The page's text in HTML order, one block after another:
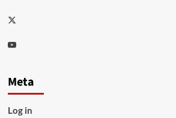
Twitter
Youtube
Meta
Log in